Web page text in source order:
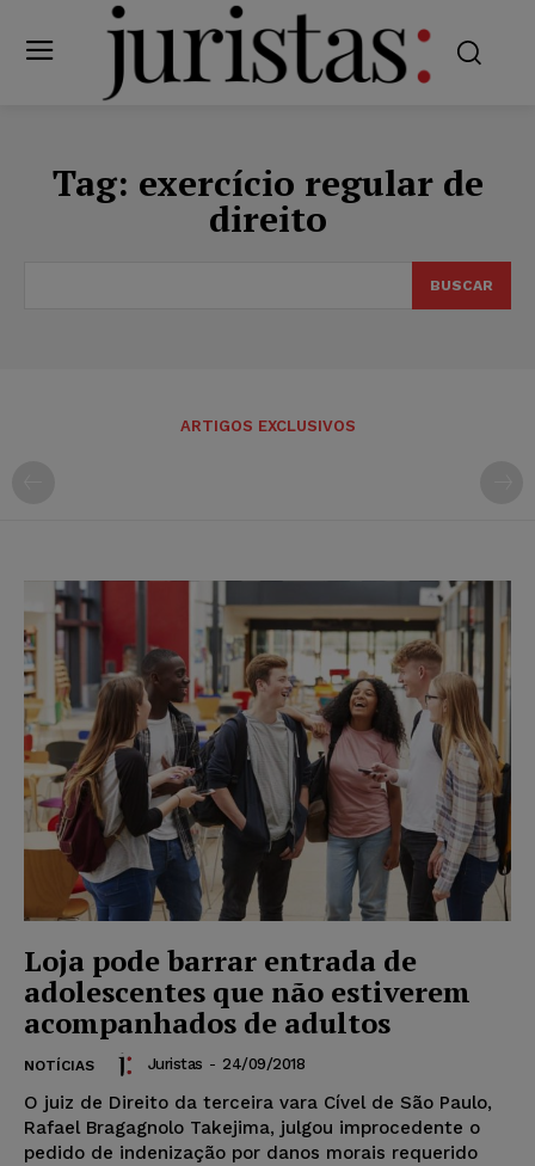
Tag: exercício regular de
direito
BUSCAR
ARTIGOS EXCLUSIVOS
Loja pode barrar entrada de
adolescentes que não estiverem
acompanhados de adultos
NOTÍCIAS Juristas - 24/09/2018
O juiz de Direito da terceira vara Cível de São Paulo,
Rafael Bragagnolo Takejima, julgou improcedente o
pedido de indenização por danos morais requerido